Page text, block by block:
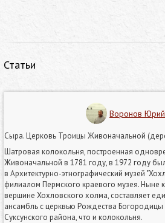
Статьи
Воронов Юрий
Сыра. Церковь Троицы Живоначальной
Шатровая колокольня, построенная
Живоначальной в 1781 году, в 1972 году
в Архитектурно-этнографический музей
филиалом Пермского краевого музея. Ныне
вершине Хохловского холма, составляет
ансамбль с церквью Рождества Богородицы
Суксунского района, что и колокольня.